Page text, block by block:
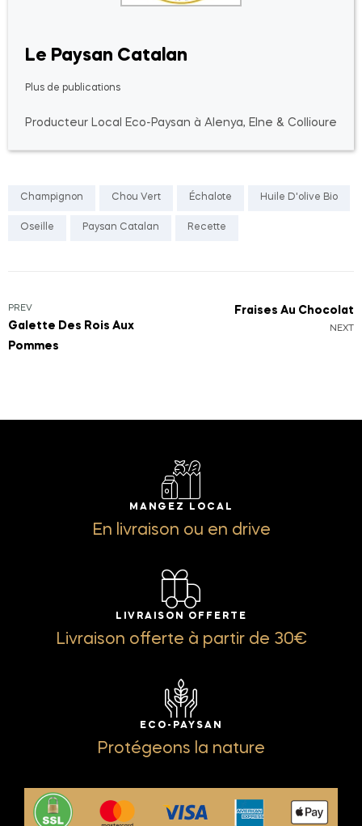
Le Paysan Catalan
Plus de publications
Producteur Local Eco-Paysan à Alenya, Elne & Collioure
Champignon Chou Vert Échalote Huile D'olive Bio
Oseille Paysan Catalan Recette
PREV
Galette Des Rois Aux
Pommes
NEXT
Fraises Au Chocolat
MANGEZ LOCAL
En livraison ou en drive
LIVRAISON OFFERTE
Livraison offerte à partir de 30€
ECO-PAYSAN
Protégeons la nature